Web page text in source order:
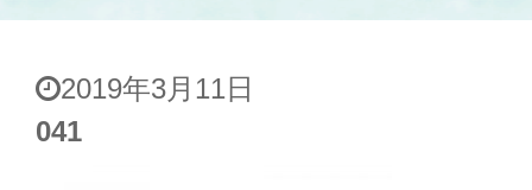
2019年3月11日
041